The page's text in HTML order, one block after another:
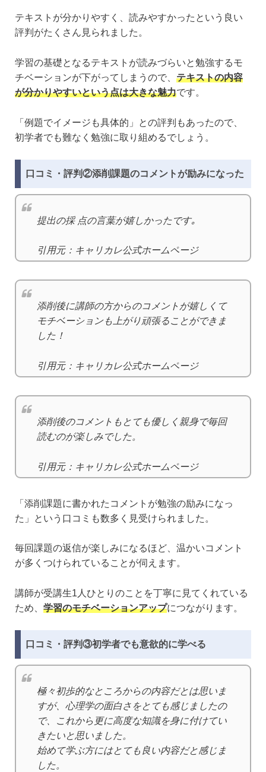
テキストが分かりやすく、読みやすかったという良い
評判がたくさん見られました。
学習の基礎となるテキストが読みづらいと勉強するモ
チベーションが下がってしまうので、 テキストの内容
が分かりやすいという点は大きな魅力です。
「例題でイメージも具体的」との評判もあったので、
初学者でも難なく勉強に取り組めるでしょう。
口コミ・評判②添削課題のコメントが励みになった
提出の採 点の言葉が嬉しかったです｡
引用元：キャリカレ公式ホームページ
添削後に講師の方からのコメントが嬉しくて
モチベーションも上がり頑張ることができま
した！
引用元：キャリカレ公式ホームページ
添削後のコメントもとても優しく親身で毎回
読むのが楽しみでした。
引用元：キャリカレ公式ホームページ
「添削課題に書かれたコメントが勉強の励みになっ
た」という口コミも数多く見受けられました。
毎回課題の返信が楽しみになるほど、温かいコメント
が多くつけられていることが伺えます。
講師が受講生1人ひとりのことを丁寧に見てくれている
ため、 学習のモチベーションアップにつながります。
口コミ・評判③初学者でも意欲的に学べる
極々初歩的なところからの内容だとは思いま
すが、心理学の面白さをとても感じましたの
で、これから更に高度な知識を身に付けてい
きたいと思いました。
始めて学ぶ方にはとても良い内容だと感じま
した。